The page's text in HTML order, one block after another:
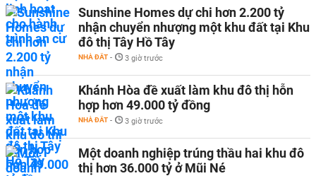
Sunshine Homes dự chi hơn 2.200 tỷ
nhận chuyển nhượng một khu đất tại Khu
đô thị Tây Hồ Tây
NHÀ ĐẤT - 3 giờ trước
Khánh Hòa đề xuất làm khu đô thị hỗn
hợp hơn 49.000 tỷ đồng
NHÀ ĐẤT - 3 giờ trước
Một doanh nghiệp trúng thầu hai khu đô
thị hơn 36.000 tỷ ở Mũi Né